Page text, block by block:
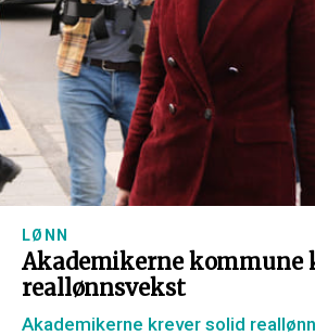
LØNN
Akademikerne kommune
reallønnsvekst
Akademikerne krever solid